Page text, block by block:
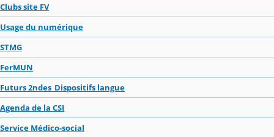
Clubs site FV
Usage du numérique
STMG
FerMUN
Futurs 2ndes_Dispositifs langue
Agenda de la CSI
Service Médico-social